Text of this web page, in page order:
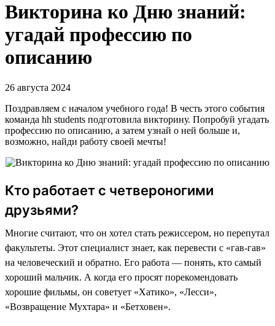
Викторина ко Дню знаний:
угадай профессию по
описанию
26 августа 2024
Поздравляем с началом учебного года! В честь этого события
команда hh students подготовила викторину. Попробуй угадать
профессию по описанию, а затем узнай о ней больше и,
возможно, найди работу своей мечты!
Кто работает с четвероногими
друзьями?
Многие считают, что он хотел стать режиссером, но перепутал
факультеты. Этот специалист знает, как перевести с «гав-гав»
на человеческий и обратно. Его работа — понять, кто самый
хороший мальчик. А когда его просят порекомендовать
хорошие фильмы, он советует «Хатико», «Лесси»,
«Возвращение Мухтара» и «Бетховен».